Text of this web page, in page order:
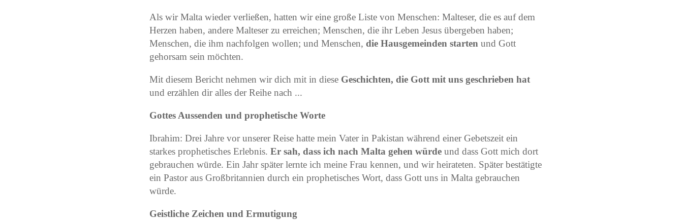
Als wir Malta wieder verließen, hatten wir eine große Liste von Menschen: Malteser, die es auf dem
Herzen haben, andere Malteser zu erreichen; Menschen, die ihr Leben Jesus übergeben haben;
Menschen, die ihm nachfolgen wollen; und Menschen,die Hausgemeinden startenund Gott
gehorsam sein möchten.
Mit diesem Bericht nehmen wir dich mit in diese Geschichten, die Gott mit uns geschrieben hat
und erzählen dir alles der Reihe nach ...
Gottes Aussenden und prophetische Worte
Ibrahim: Drei Jahre vor unserer Reise hatte mein Vater in Pakistan während einer Gebetszeit ein
starkes prophetisches Erlebnis.Er sah, dass ich nach Malta gehen würdeund dass Gott mich dort
gebrauchen würde. Ein Jahr später lernte ich meine Frau kennen, und wir heirateten. Später bestätigte
ein Pastor aus Großbritannien durch ein prophetisches Wort, dass Gott uns in Malta gebrauchen
würde.
Geistliche Zeichen und Ermutigung